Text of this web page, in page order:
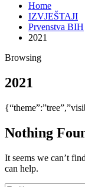
Home
IZVJEŠTAJI
Prvenstva BIH
2021
Browsing
2021
Nothing
It seems we can’t
can help.